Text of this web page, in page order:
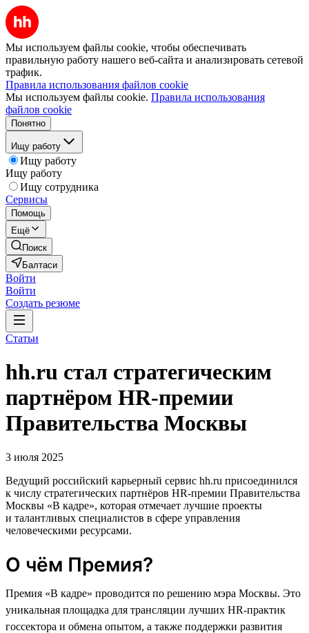
Мы используем файлы cookie, чтобы обеспечивать
правильную работу нашего веб-сайта и анализировать сетевой
трафик.
Правила использования файлов cookie
Мы используем файлы cookie. Правила использования
файлов cookie
Понятно
Ищу работу
Ищу работу
Ищу работу
Ищу сотрудника
Сервисы
Помощь
Ещё
Поиск
Балтаси
Войти
Войти
Создать резюме
Статьи
hh.ru стал стратегическим
партнёром HR-премии
Правительства Москвы
3 июля 2025
Ведущий российский карьерный сервис hh.ru присоединился
к числу стратегических партнёров HR-премии Правительства
Москвы «В кадре», которая отмечает лучшие проекты
и талантливых специалистов в сфере управления
человеческими ресурсами.
О чём Премия?
Премия «В кадре» проводится по решению мэра Москвы. Это
уникальная площадка для трансляции лучших HR-практик
госсектора и обмена опытом, а также поддержки развития